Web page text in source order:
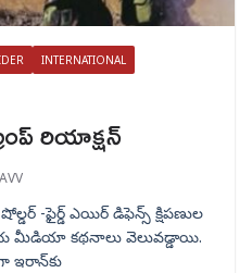
INTERNATIONAL
రియాక్షన్
-ఫైర్డ్ ఎయిర్ డిఫెన్స్ క్షిపణుల
మీడియా కథనాలు వెలువడ్డాయి.
ఇరాన్‌కు